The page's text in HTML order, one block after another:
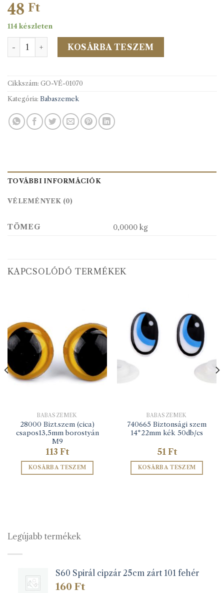
48 Ft
114 készleten
01070 Biztonsági orr/szem csapos 13x10mm fekete M17
KOSÁRBA TESZEM
Cikkszám: GO-VÉ-01070
Kategória: Babaszemek
TOVÁBBI INFORMÁCIÓK
VÉLEMÉNYEK (0)
TÖMEG 0,0000 kg
KAPCSOLÓDÓ TERMÉKEK
BABASZEMEK
28000 Bizt.szem (cica)
csapos13,5mm borostyán
M9
113 Ft
KOSÁRBA TESZEM
BABASZEMEK
740665 Biztonsági szem
14*22mm kék 50db/cs
51 Ft
KOSÁRBA TESZEM
Legújabb termékek
S60 Spirál cipzár 25cm zárt 101 fehér
160 Ft